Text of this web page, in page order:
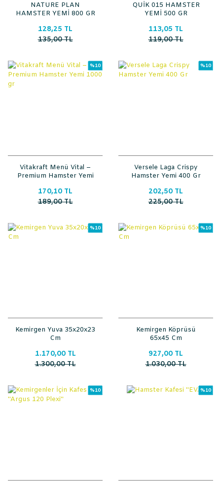
NATURE PLAN
HAMSTER YEMİ 800 GR
128,25 TL
135,00 TL
QUİK 015 HAMSTER
YEMİ 500 GR
113,05 TL
119,00 TL
%10
Vitakraft Menü Vital –
Premium Hamster Yemi
170,10 TL
189,00 TL
%10
Versele Laga Crispy
Hamster Yemi 400 Gr
202,50 TL
225,00 TL
%10
Kemirgen Yuva 35x20x23
Cm
1.170,00 TL
1.300,00 TL
%10
Kemirgen Köprüsü
65x45 Cm
927,00 TL
1.030,00 TL
%10 %10